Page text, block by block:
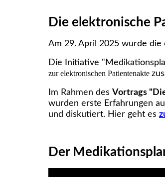
Die elektro­­nische
Am 29. April 2025 wurde
Die Initiative
zur elektronischen Patientenakte
Im Rahmen des Vortrags
wurden erste Erfahrungen
und diskutiert. Hier geht es
Der